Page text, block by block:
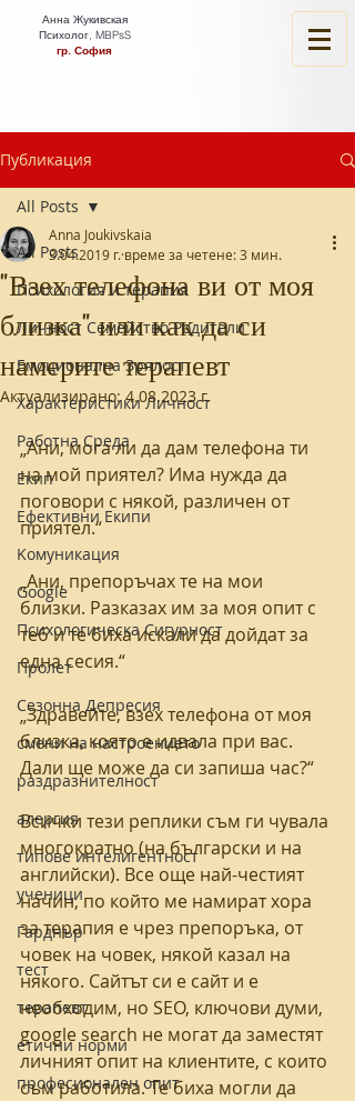
Анна Жукивская
Психолог, MBPsS
гр. София
Публикация
All Posts
Психология и терапия
Личност Семейство Родители
Емоционална Зрялост
Характеристики Личност
Работна Среда
Екип
Eфективни Eкипи
Kомуникация
Google
Психологическа Сигурност
Пролет
Сезонна Депресия
смени на настроението
раздразнителност
алергия
типове интелигентност
ученици
Гарднър
тест
терапевт
етични норми
професионален опит
All Posts
"Взех телефона ви от моя
близка" или как да си
намерите терапевт
Anna Joukivskaia
3.04.2019 г. време за четене: 3 мин.
Актуализирано:4.08.2023 г.
„Ани, мога ли да дам телефона ти
на мой приятел? Има нужда да
поговори с някой, различен от
приятел.“
„Ани, препоръчах те на мои
близки. Разказах им за моя опит с
теб и те биха искали да дойдат за
една сесия.“
„Здравейте, взех телефона от моя
близка, която е идвала при вас.
Дали ще може да си запиша час?“
Всички тези реплики съм ги чувала
многократно (на български и на
английски). Все още най-честият
начин, по който ме намират хора
за терапия е чрез препоръка, от
човек на човек, някой казал на
някого. Сайтът си е сайт и е
необходим, но SEO, ключови думи,
google search не могат да заместят
личният опит на клиентите, с които
съм работила. Те биха могли да